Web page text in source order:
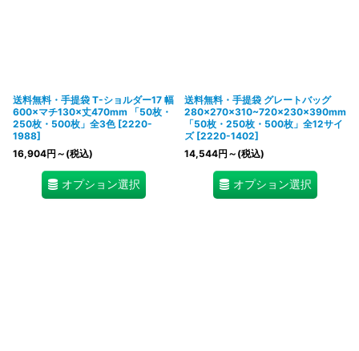
送料無料・手提袋 T-ショルダー17 幅
600×マチ130×丈470mm 「50枚・
250枚・500枚」全3色 [2220-
1988]
16,904円 ～ (税込)
オプション選択
送料無料・手提袋 グレートバッグ
280×270×310~720×230×390mm
「50枚・250枚・500枚」全12サイ
ズ [2220-1402]
14,544円 ～ (税込)
オプション選択